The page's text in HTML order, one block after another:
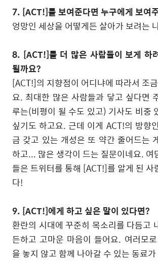
7. [ACT!]를 보여준다면 누구에게 보여
엉망인 세상을 어떻게든 살아가 보려는
8. [ACT!]를 더 많은 사람들이 보게 하
될까요?
[ACT!]의 지향점이 어디냐에 따라서 조
요. 최대한 많은 사람들과 닿고 싶다면
루는(비평이 될 수도 있고) 기사도 비중
싶기도 하고요.근데 이게 ACT!의 방향
금 갖고 있는 개성은 또 약간 줄어드는
하고... 많은 생각이 드는 질문이네요. 여
들은 트위터를 통해 [ACT!]를 알게 된 사
다!
9. [ACT!]에게 하고 싶은 말이 있다면?
환란의 시대에 꾸준히 목소리를 다듬고
든하고 고마운 마음이 들어요. 여러모
을 놓지 않고 함께 나아갈 수 있는 동료